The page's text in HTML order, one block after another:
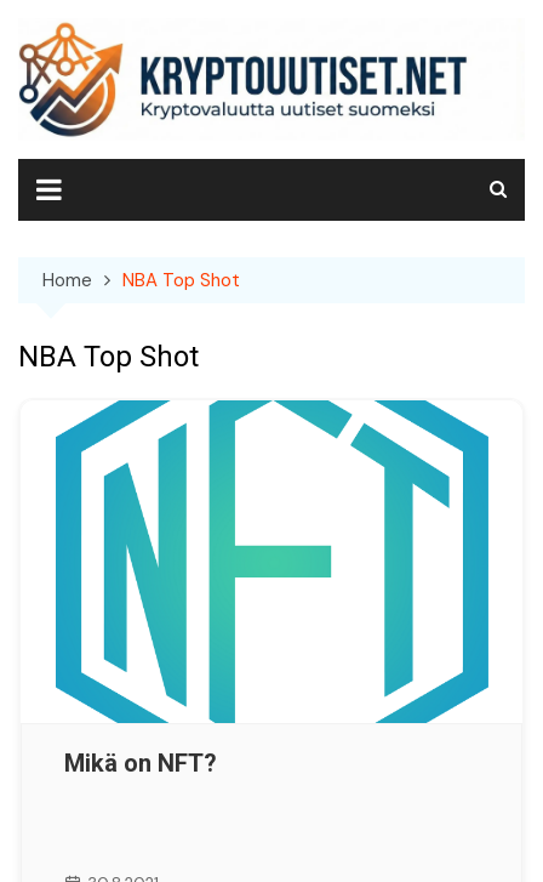
content
Home NBA Top Shot
NBA Top Shot
Mikä on NFT?